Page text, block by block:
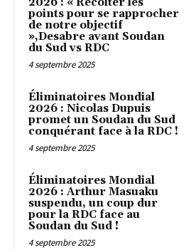
points pour se rapprocher
de notre objectif
»,Desabre avant Soudan
du Sud vs RDC
4 septembre 2025
Éliminatoires Mondial
2026 : Nicolas Dupuis
promet un Soudan du Sud
conquérant face à la RDC !
4 septembre 2025
Éliminatoires Mondial
2026 : Arthur Masuaku
suspendu, un coup dur
pour la RDC face au
Soudan du Sud !
4 septembre 2025